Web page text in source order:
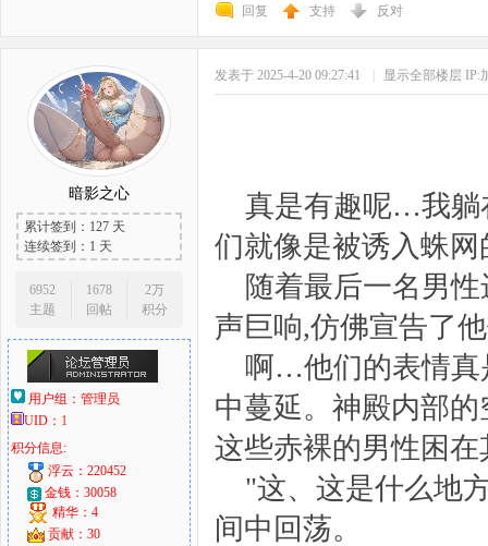
回复 支持 反对
暗影之心
累计签到：127 天
连续签到：1 天
6952
主题
1678
回帖
2万
积分
用户组： 管理员
UID： 1
积分信息:
浮云：220452
金钱：30058
精华：4
贡献：30
发表于 2025-4-20 09:27:41 显示全部楼层 IP:
真是有趣呢…我躺
们就像是被诱入蛛
随着最后一名男
声巨响,仿佛宣告了
啊…他们的表情真
中蔓延。神殿内部
这些赤裸的男性困在
"这、这是什么地
间中回荡。